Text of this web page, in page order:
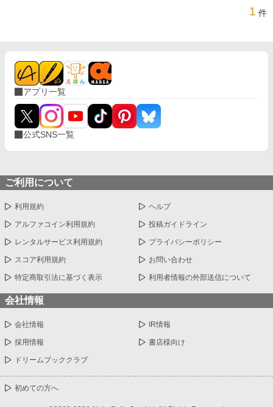
1 件
アプリ一覧
公式SNS一覧
ご利用について
利用規約 ヘルプ
アルファコイン利用規約 投稿ガイドライン
レンタルサービス利用規約 プライバシーポリシー
スコア利用規約 お問い合わせ
特定商取引法に基づく表示 利用者情報の外部送信について
会社情報
会社情報 IR情報
採用情報 書店様向け
ドリームブッククラブ
初めての方へ